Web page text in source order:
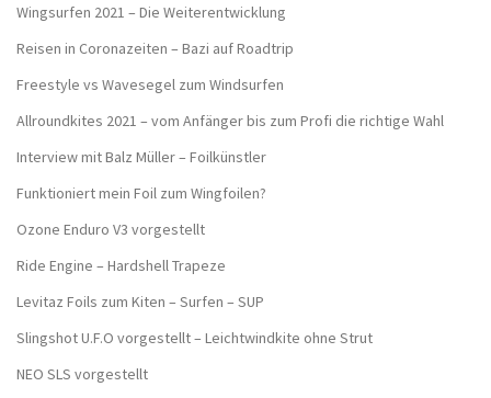
Wingsurfen 2021 – Die Weiterentwicklung
Reisen in Coronazeiten – Bazi auf Roadtrip
Freestyle vs Wavesegel zum Windsurfen
Allroundkites 2021 – vom Anfänger bis zum Profi die richtige Wahl
Interview mit Balz Müller – Foilkünstler
Funktioniert mein Foil zum Wingfoilen?
Ozone Enduro V3 vorgestellt
Ride Engine – Hardshell Trapeze
Levitaz Foils zum Kiten – Surfen – SUP
Slingshot U.F.O vorgestellt – Leichtwindkite ohne Strut
NEO SLS vorgestellt